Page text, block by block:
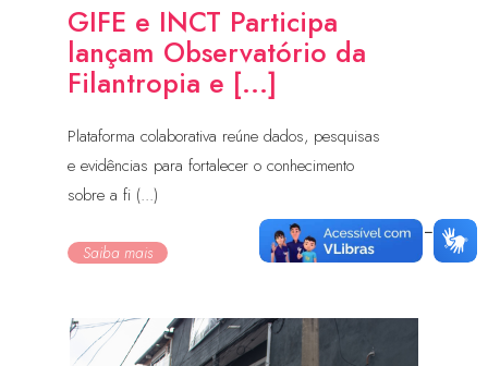
GIFE e INCT Participa
lançam Observatório da
Filantropia e [...]
Plataforma colaborativa reúne dados, pesquisas
e evidências para fortalecer o conhecimento
sobre a fi (...)
Saiba mais